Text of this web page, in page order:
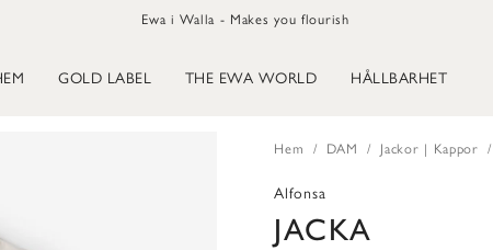
Ewa i Walla - Makes you flourish
GOLD LABEL THE EWA WORLD HÅLLBARHET
Hem DAM Jackor | Kappor
Alfonsa
JACKA